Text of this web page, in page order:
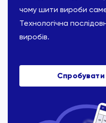
чому шити вироби
Технологічна
виробів.
Спробувати